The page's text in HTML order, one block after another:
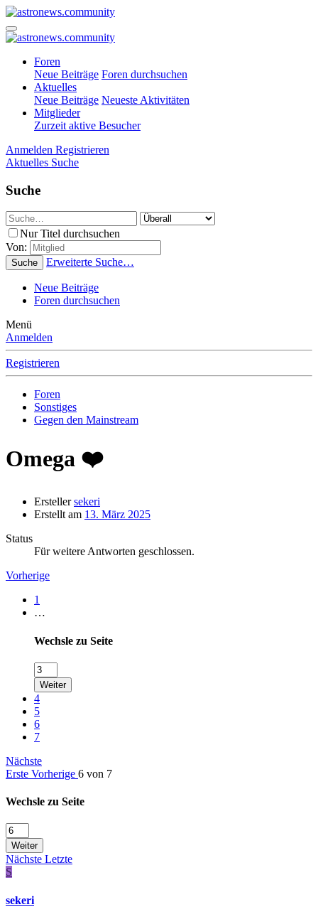
Foren
Neue Beiträge Foren durchsuchen
Aktuelles
Neue Beiträge Neueste Aktivitäten
Mitglieder
Zurzeit aktive Besucher
Anmelden Registrieren
Aktuelles Suche
Suche
Nur Titel durchsuchen
Von:
Suche Erweiterte Suche…
Neue Beiträge
Foren durchsuchen
Menü
Anmelden
Registrieren
Foren
Sonstiges
Gegen den Mainstream
Omega ❤️
Ersteller sekeri
Erstellt am 13. März 2025
Status
Für weitere Antworten geschlossen.
Vorherige
1
…
Wechsle zu Seite
Weiter
4
5
6
7
Nächste
Erste Vorherige 6 von 7
Wechsle zu Seite
Weiter
Nächste Letzte
S
sekeri